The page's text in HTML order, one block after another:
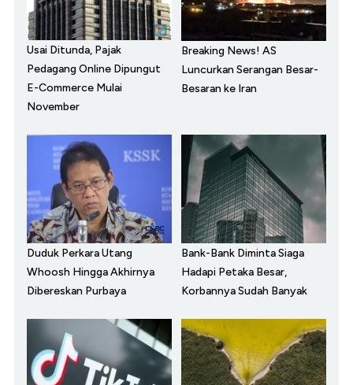
Usai Ditunda, Pajak
Pedagang Online Dipungut
E-Commerce Mulai
November
Breaking News! AS
Luncurkan Serangan Besar-
Besaran ke Iran
Duduk Perkara Utang
Whoosh Hingga Akhirnya
Dibereskan Purbaya
Bank-Bank Diminta Siaga
Hadapi Petaka Besar,
Korbannya Sudah Banyak